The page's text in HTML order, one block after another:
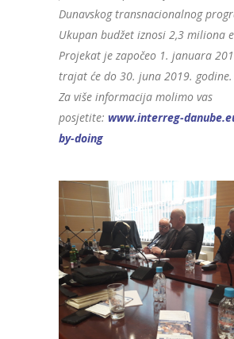
Dunavskog transnacionalnog
Ukupan budžet iznosi 2,3 miliona
Projekat je započeo 1. januara
trajat će do 30. juna 2019. godine.
Za više informacija molimo vas
posjetite: www.interreg-
by-doing